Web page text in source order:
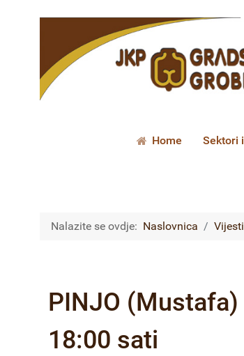
Home Sektori
Nalazite se ovdje: Naslovnica
PINJO (Mustafa)
18:00 sati